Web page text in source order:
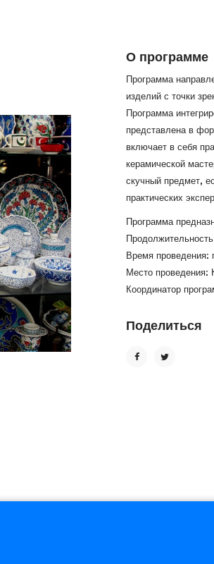
О программе
Программа
изделий с точки
Программа
представлена ​​в
включает в себя
керамической
скучный предмет,
практических
Программа
Время проведения:
Место проведения:
Координатор
Поделиться